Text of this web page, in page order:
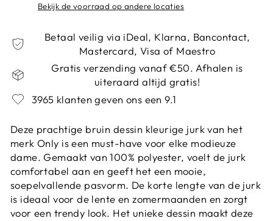
Bekijk de voorraad op andere locaties
Betaal veilig via iDeal, Klarna, Bancontact,
Mastercard, Visa of Maestro
Gratis verzending vanaf €50. Afhalen is
uiteraard altijd gratis!
3965 klanten geven ons een 9.1
Deze prachtige bruin dessin kleurige jurk van het
merk Only is een must-have voor elke modieuze
dame. Gemaakt van 100% polyester, voelt de jurk
comfortabel aan en geeft het een mooie,
soepelvallende pasvorm. De korte lengte van de jurk
is ideaal voor de lente en zomermaanden en zorgt
voor een trendy look. Het unieke dessin maakt deze